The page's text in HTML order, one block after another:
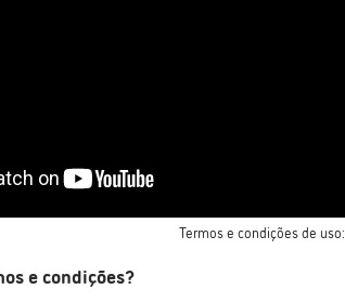
Termos e condições de
e condições?